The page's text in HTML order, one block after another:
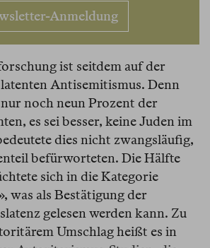
Anmeldung
ist seitdem auf der
latenten Antisemitismus. Denn
noch neun Prozent der
es sei besser, keine Juden im
dies nicht zwangsläufig,
befürworteten. Die Hälfte
sich in die Kategorie
was als Bestätigung der
gelesen werden kann. Zu
Umschlag heißt es in